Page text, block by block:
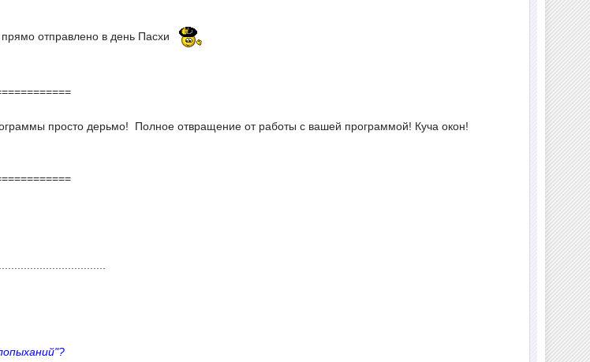
отправлено в день Пасхи
просто дерьмо! Полное отвращение от работы с вашей программой! Куча окон!